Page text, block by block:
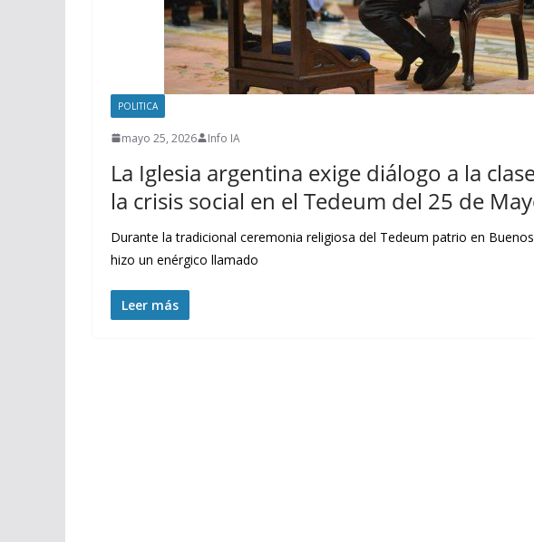
POLITICA
mayo 25, 2026 Info IA
La Iglesia argentina exige diálogo a la
la crisis social en el Tedeum del 25 de
Durante la tradicional ceremonia religiosa del Tedeum patrio en
hizo un enérgico llamado
Leer más